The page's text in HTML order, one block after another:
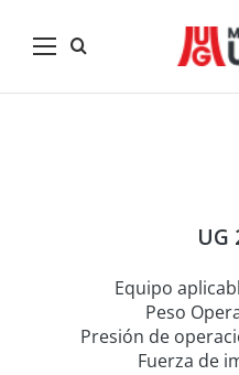
content
UG
Equipo
Peso
Presión de
Fuerza de